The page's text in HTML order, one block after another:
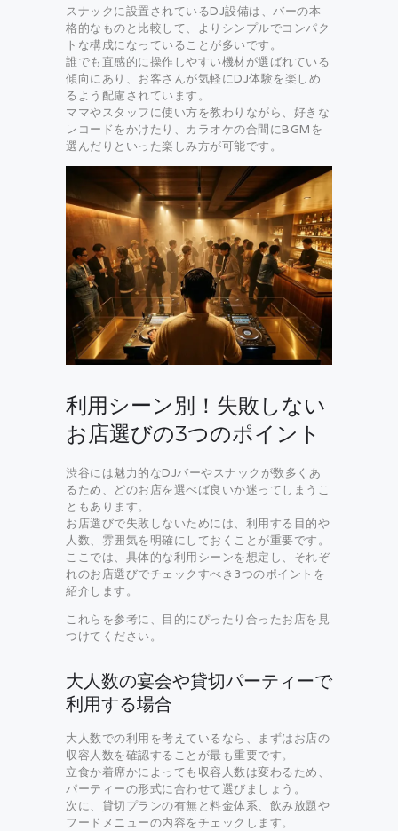
スナックに設置されているDJ設備は、バーの本
格的なものと比較して、よりシンプルでコンパク
トな構成になっていることが多いです。
誰でも直感的に操作しやすい機材が選ばれている
傾向にあり、お客さんが気軽にDJ体験を楽しめ
るよう配慮されています。
ママやスタッフに使い方を教わりながら、好きな
レコードをかけたり、カラオケの合間にBGMを
選んだりといった楽しみ方が可能です。
利用シーン別！失敗しない
お店選びの3つのポイント
渋谷には魅力的なDJバーやスナックが数多くあ
るため、どのお店を選べば良いか迷ってしまうこ
ともあります。
お店選びで失敗しないためには、利用する目的や
人数、雰囲気を明確にしておくことが重要です。
ここでは、具体的な利用シーンを想定し、それぞ
れのお店選びでチェックすべき3つのポイントを
紹介します。
これらを参考に、目的にぴったり合ったお店を見
つけてください。
大人数の宴会や貸切パーティーで
利用する場合
大人数での利用を考えているなら、まずはお店の
収容人数を確認することが最も重要です。
立食か着席かによっても収容人数は変わるため、
パーティーの形式に合わせて選びましょう。
次に、貸切プランの有無と料金体系、飲み放題や
フードメニューの内容をチェックします。